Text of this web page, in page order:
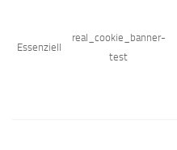
Essenziell
real_cookie_banner-
test